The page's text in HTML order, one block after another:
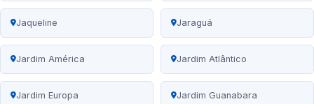
Jaqueline Jaraguá
Jardim América Jardim Atlântico
Jardim Europa Jardim Guanabara